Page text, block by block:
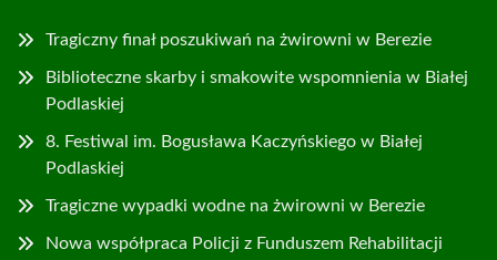
Tragiczny finał poszukiwań na żwirowni w Berezie
Biblioteczne skarby i smakowite wspomnienia w Białej
Podlaskiej
8. Festiwal im. Bogusława Kaczyńskiego w Białej
Podlaskiej
Tragiczne wypadki wodne na żwirowni w Berezie
Nowa współpraca Policji z Funduszem Rehabilitacji